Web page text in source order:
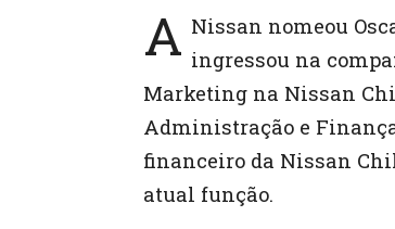
A Nissan nomeou
ingressou na
Marketing na Nissan
Administração e
financeiro da Nissan
atual função.